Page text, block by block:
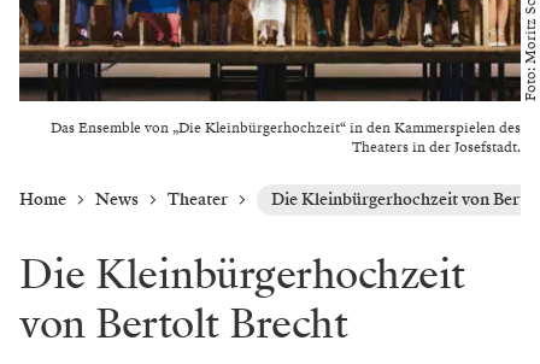
Das Ensemble von „Die Kleinbürgerhochzeit“ in den Kammerspielen des
Theaters in der Josefstadt.
Foto: Moritz Schell
Home News Theater Die Kleinbürgerhochzeit von
Die Kleinbürgerhochzeit
von Bertolt Brecht